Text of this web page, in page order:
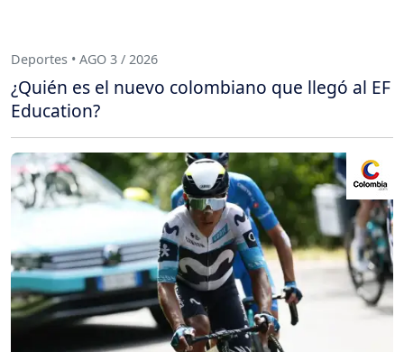
Deportes • AGO 3 / 2026
¿Quién es el nuevo colombiano que llegó al EF
Education?